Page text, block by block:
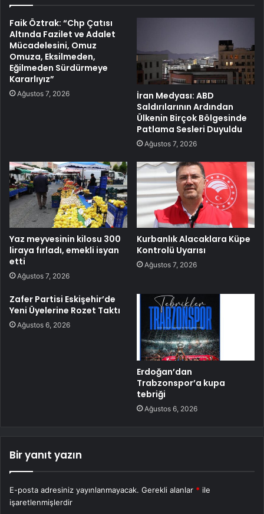
Faik Öztrak: “Chp Çatısı
Altında Fazilet ve Adalet
Mücadelesini, Omuz
Omuza, Eksilmeden,
Eğilmeden Sürdürmeye
Kararlıyız”
Ağustos 7, 2026
İran Medyası: ABD
Saldırılarının Ardından
Ülkenin Birçok Bölgesinde
Patlama Sesleri Duyuldu
Ağustos 7, 2026
Yaz meyvesinin kilosu 300
liraya fırladı, emekli isyan
etti
Ağustos 7, 2026
Kurbanlık Alacaklara Küpe
Kontrolü Uyarısı
Ağustos 7, 2026
Zafer Partisi Eskişehir’de
Yeni Üyelerine Rozet Taktı
Ağustos 6, 2026
Erdoğan’dan
Trabzonspor’a kupa
tebriği
Ağustos 6, 2026
Bir yanıt yazın
E-posta adresiniz yayınlanmayacak. Gerekli alanlar * ile
işaretlenmişlerdir